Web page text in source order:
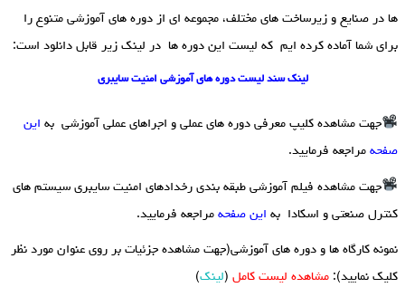
ها در صنایع و زیرساخت های مختلف، مجموعه ای از دوره های آموزشی متنوع را
برای شما آماده کرده ایم که لیست این دوره ها در لینک زیر قابل دانلود است:
لینک سند لیست دوره های آموزشی امنیت سایبری
جهت مشاهده کلیپ معرفی دوره های عملی و اجراهای عملی آموزشی به این
صفحه مراجعه فرمایید.
جهت مشاهده فیلم آموزشی طبقه بندی رخدادهای امنیت سایبری سیستم های
کنترل صنعتی و اسکادا به این صفحه مراجعه فرمایید.
نمونه کارگاه ها و دوره های آموزشی(جهت مشاهده جزئیات بر روی عنوان مورد نظر
کلیک نمایید): مشاهده لیست کامل (لینک)